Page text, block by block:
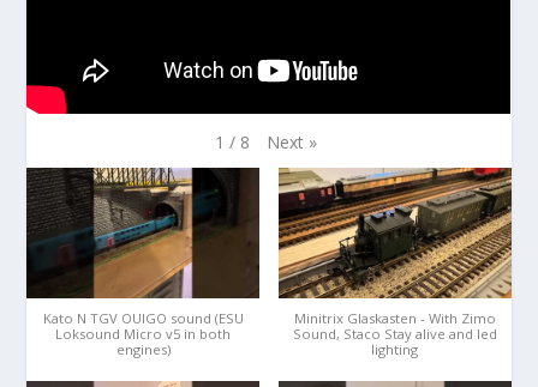
1 / 8 Next »
Kato N TGV OUIGO sound (ESU
Loksound Micro v5 in both
engines)
Minitrix Glaskasten - With Zimo
Sound, Staco Stay alive and led
lighting